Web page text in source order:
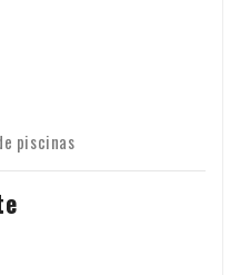
piscinas